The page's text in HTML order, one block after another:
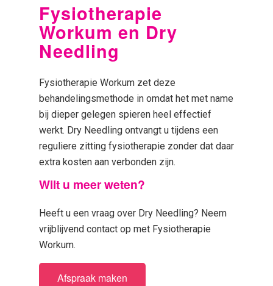
Fysiotherapie
Workum en Dry
Needling
Fysiotherapie Workum zet deze
behandelingsmethode in omdat het met name
bij dieper gelegen spieren heel effectief
werkt. Dry Needling ontvangt u tijdens een
reguliere zitting fysiotherapie zonder dat daar
extra kosten aan verbonden zijn.
Wilt u meer weten?
Heeft u een vraag over Dry Needling? Neem
vrijblijvend contact op met Fysiotherapie
Workum.
Afspraak maken